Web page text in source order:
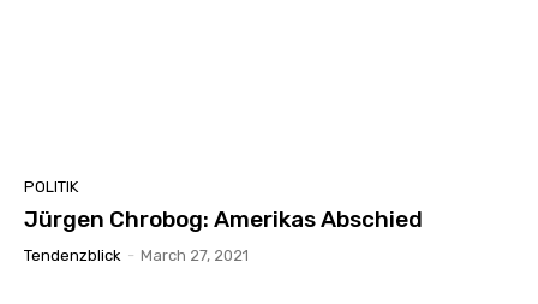
POLITIK
Jürgen Chrobog: Amerikas Abschied
Tendenzblick - March 27, 2021